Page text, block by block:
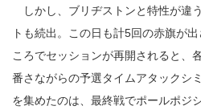
しかし、ブリヂストンと特性が違
トも続出。この日も計5回の赤旗が
ころでセッションが再開されると、
番さながらの予選タイムアタックシ
を集めたのは、最終戦でポールポジ